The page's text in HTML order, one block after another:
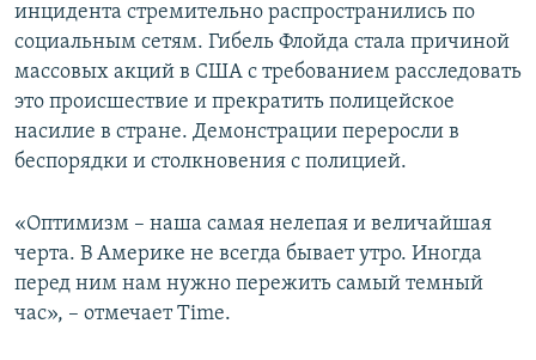
инцидента стремительно распространились по
социальным сетям. Гибель Флойда стала причиной
массовых акций в США с требованием расследовать
это происшествие и прекратить полицейское
насилие в стране. Демонстрации переросли в
беспорядки и столкновения с полицией.
«Оптимизм – наша самая нелепая и величайшая
черта. В Америке не всегда бывает утро. Иногда
перед ним нам нужно пережить самый темный
час», – отмечает Time.